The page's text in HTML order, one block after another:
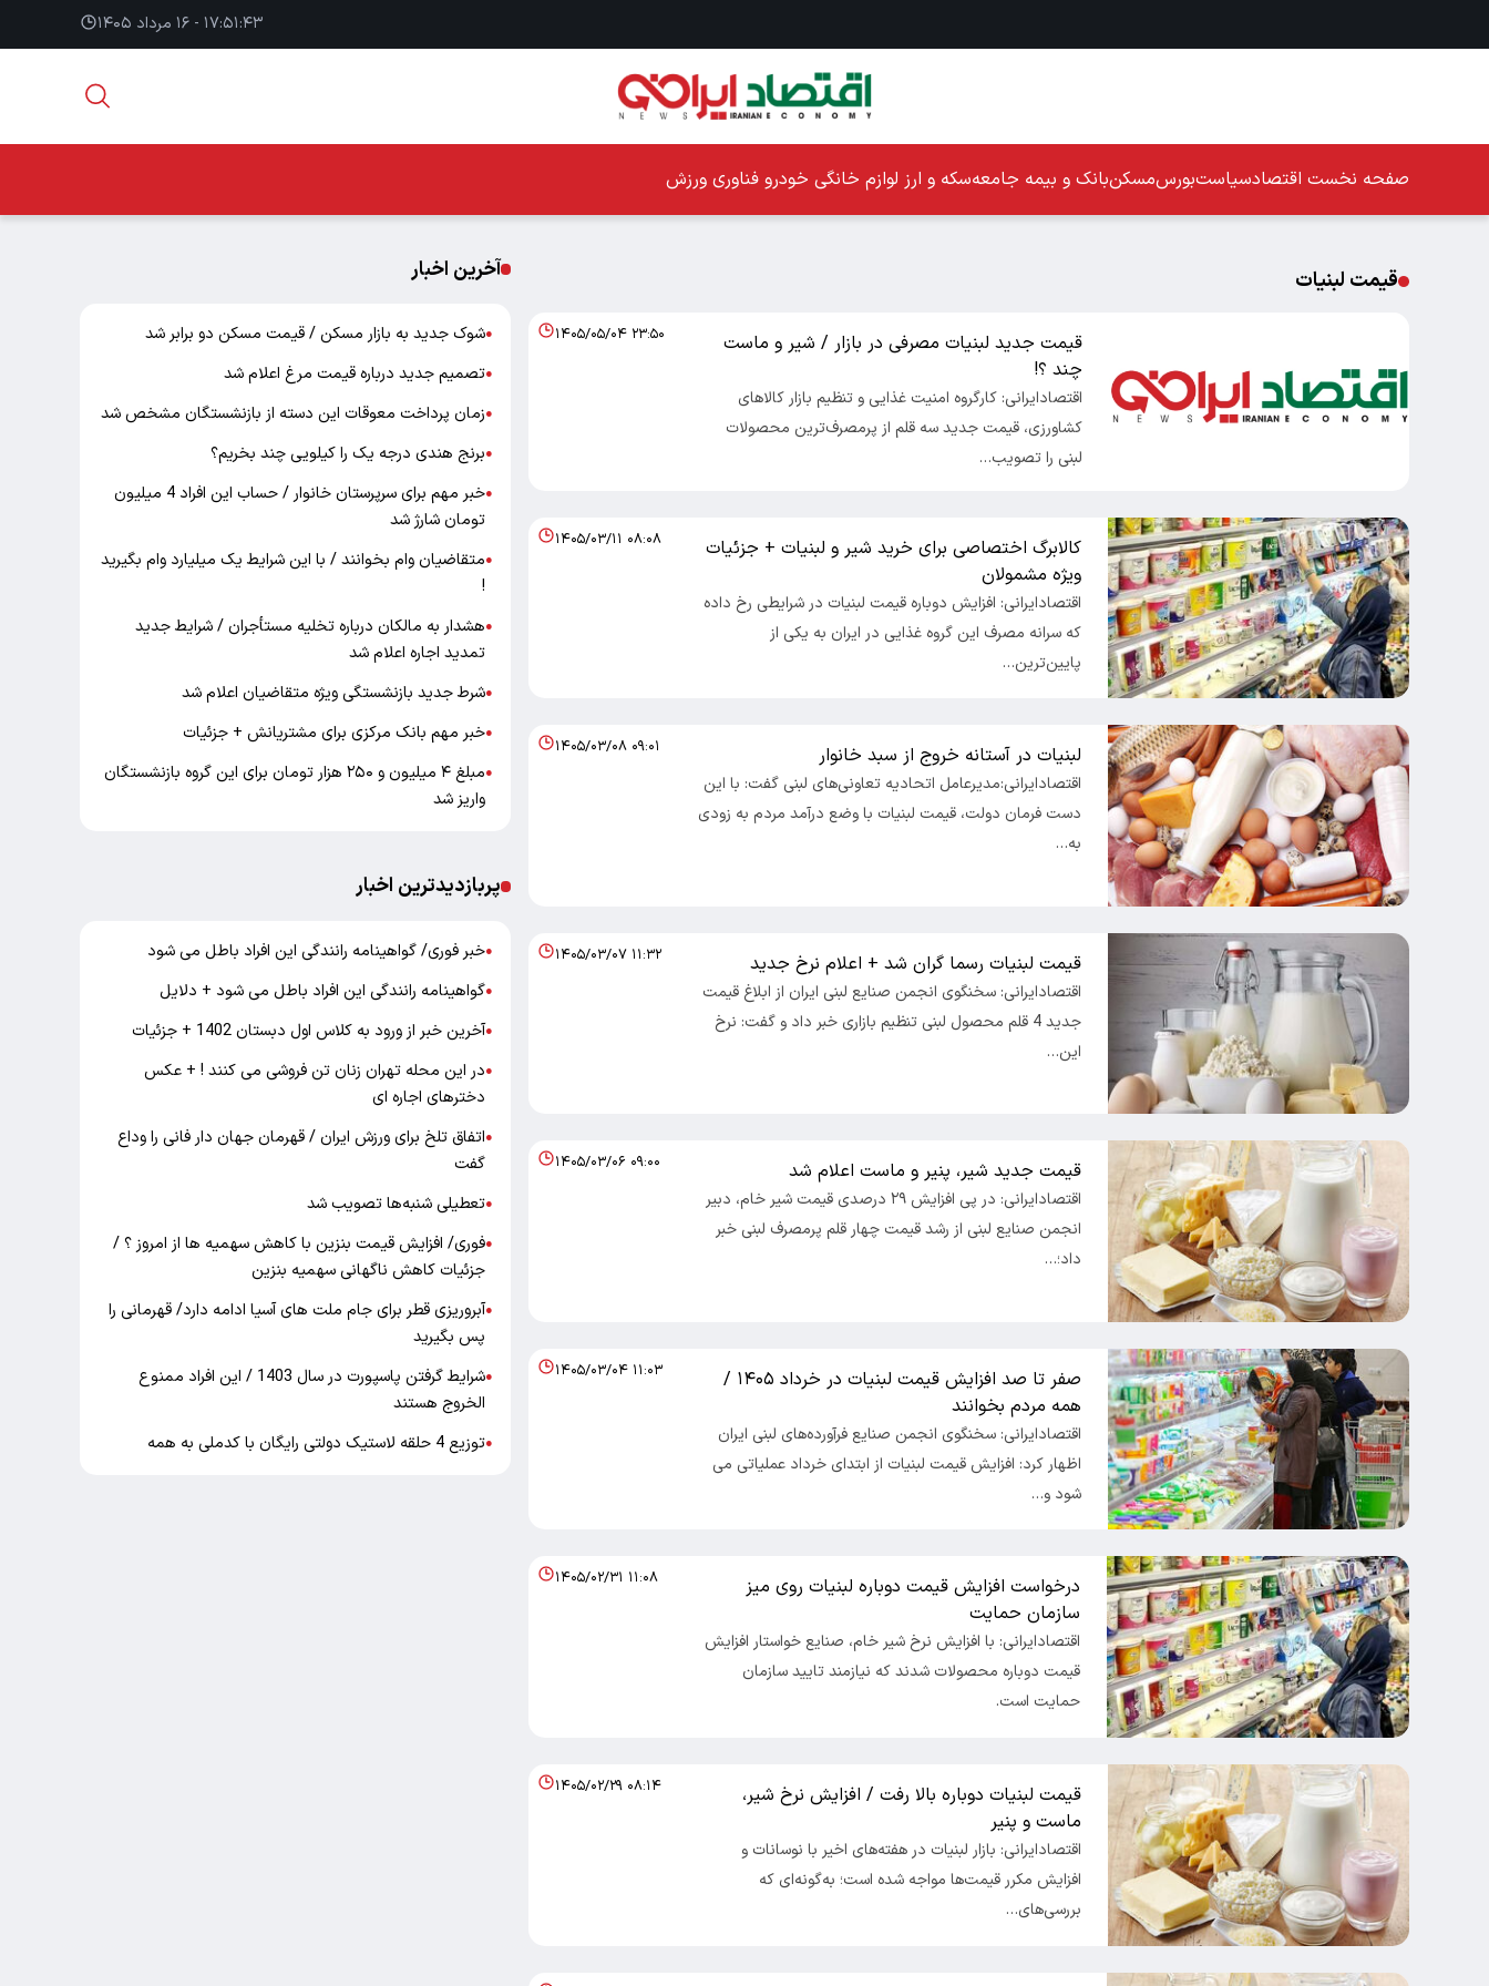
۱۷:۵۱:۴۴ - ۱۶ مرداد ۱۴۰۵
صفحه نخست اقتصادسیاستبورسمسکنبانک و بیمه جامعهسکه و ارز لوازم خانگی خودرو فناوری ورزش
قیمت لبنیات
قیمت جدید لبنیات مصرفی در بازار / شیر و ماست
چند ؟!
اقتصادایرانی: کارگروه امنیت غذایی و تنظیم بازار کالاهای
کشاورزی، قیمت جدید سه قلم از پرمصرف‌ترین محصولات
لبنی را تصویب…
۱۴۰۵/۰۵/۰۴ ۲۳:۵۰
کالابرگ اختصاصی برای خرید شیر و لبنیات + جزئیات
ویژه مشمولان
اقتصادایرانی: افزایش دوباره قیمت لبنیات در شرایطی رخ داده
که سرانه مصرف این گروه غذایی در ایران به یکی از
پایین‌ترین…
۱۴۰۵/۰۳/۱۱ ۰۸:۰۸
لبنیات در آستانه خروج از سبد خانوار
اقتصادایرانی:مدیرعامل اتحادیه تعاونی‌های لبنی گفت: با این
دست فرمان دولت، قیمت لبنیات با وضع درآمد مردم به زودی
به…
۱۴۰۵/۰۳/۰۸ ۰۹:۰۱
قیمت لبنیات رسما گران شد + اعلام نرخ جدید
اقتصادایرانی: سخنگوی انجمن صنایع لبنی ایران از ابلاغ قیمت
جدید 4 قلم محصول لبنی تنظیم بازاری خبر داد و گفت: نرخ
این…
۱۴۰۵/۰۳/۰۷ ۱۱:۳۲
قیمت جدید شیر، پنیر و ماست اعلام شد
اقتصادایرانی: در پی افزایش ۲۹ درصدی قیمت شیر خام، دبیر
انجمن صنایع لبنی از رشد قیمت چهار قلم پرمصرف لبنی خبر
داد؛…
۱۴۰۵/۰۳/۰۶ ۰۹:۰۰
صفر تا صد افزایش قیمت لبنیات در خرداد ۱۴۰۵ /
همه مردم بخوانند
اقتصادایرانی: سخنگوی انجمن صنایع فرآورده‌های لبنی ایران
اظهار کرد: افزایش قیمت لبنیات از ابتدای خرداد عملیاتی می
شود و…
۱۴۰۵/۰۳/۰۴ ۱۱:۰۳
درخواست افزایش قیمت دوباره لبنیات روی میز
سازمان حمایت
اقتصادایرانی: با افزایش نرخ شیر خام، صنایع خواستار افزایش
قیمت دوباره محصولات شدند که نیازمند تایید سازمان
حمایت است.
۱۴۰۵/۰۲/۳۱ ۱۱:۰۸
قیمت لبنیات دوباره بالا رفت / افزایش نرخ شیر،
ماست و پنیر
اقتصادایرانی: بازار لبنیات در هفته‌های اخیر با نوسانات و
افزایش مکرر قیمت‌ها مواجه شده است؛ به‌گونه‌ای که
بررسی‌های…
۱۴۰۵/۰۲/۲۹ ۰۸:۱۴
آخرین اخبار
●شوک جدید به بازار مسکن / قیمت مسکن دو برابر شد
●تصمیم جدید درباره قیمت مرغ اعلام شد
●زمان پرداخت معوقات این دسته از بازنشستگان مشخص شد
●برنج هندی درجه یک را کیلویی چند بخریم؟
●
خبر مهم برای سرپرستان خانوار / حساب این افراد 4 میلیون
تومان شارژ شد
●متقاضیان وام بخوانند / با این شرایط یک میلیارد وام بگیرید
!
●هشدار به مالکان درباره تخلیه مستأجران / شرایط جدید
تمدید اجاره اعلام شد
●شرط جدید بازنشستگی ویژه متقاضیان اعلام شد
●خبر مهم بانک مرکزی برای مشتریانش + جزئیات
●
مبلغ ۴ میلیون و ۲۵۰ هزار تومان برای این گروه بازنشستگان
واریز شد
پربازدیدترین اخبار
●خبر فوری/ گواهینامه رانندگی این افراد باطل می شود
●گواهینامه رانندگی این افراد باطل می شود + دلایل
●آخرین خبر از ورود به کلاس اول دبستان 1402 + جزئیات
●در این محله تهران زنان تن فروشی می کنند ! + عکس
دخترهای اجاره ای
●اتفاق تلخ برای ورزش ایران / قهرمان جهان دار فانی را وداع
گفت
●تعطیلی شنبه‌ها تصویب شد
●فوری/ افزایش قیمت بنزین با کاهش سهمیه ها از امروز ؟ /
جزئیات کاهش ناگهانی سهمیه بنزین
●آبروریزی قطر برای جام ملت های آسیا ادامه دارد/ قهرمانی را
پس بگیرید
●
شرایط گرفتن پاسپورت در سال 1403 / این افراد ممنوع
الخروج هستند
●توزیع 4 حلقه لاستیک دولتی رایگان با کدملی به همه